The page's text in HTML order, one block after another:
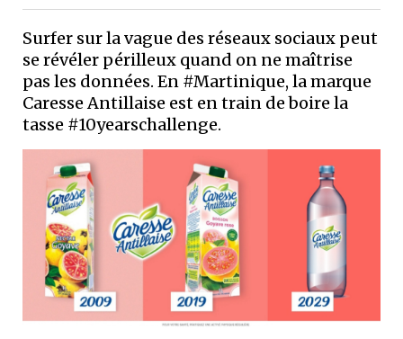
Surfer sur la vague des réseaux sociaux peut
se révéler périlleux quand on ne maîtrise
pas les données. En #Martinique, la marque
Caresse Antillaise est en train de boire la
tasse #10yearschallenge.